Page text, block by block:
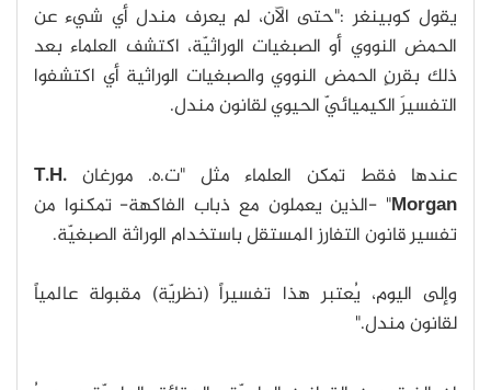
يقول كوبينغر :"حتى الآن، لم يعرف مندل أي شيء عن
الحمض النووي أو الصبغيات الوراثيّة، اكتشف العلماء بعد
ذلك بقرنٍ الحمض النووي والصبغيات الوراثية أي اكتشفوا
التفسيرَ الكيميائيّ الحيوي لقانون مندل.
عندها فقط تمكن العلماء مثل "ت.ه. مورغان T.H.
Morgan" -الذين يعملون مع ذباب الفاكهة- تمكنوا من
تفسير قانون التفارز المستقل باستخدام الوراثة الصبغيّة.
وإلى اليوم، يُعتبر هذا تفسيراً (نظريّة) مقبولة عالمياً
لقانون مندل."